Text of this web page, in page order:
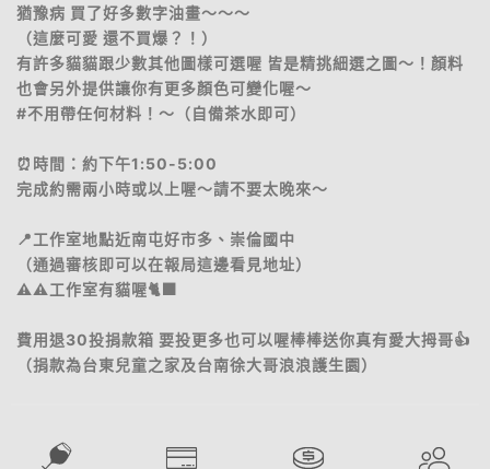
猶豫病 買了好多數字油畫～～～
（這麼可愛 還不買爆？！）
有許多貓貓跟少數其他圖樣可選喔 皆是精挑細選之圖～！顏料
也會另外提供讓你有更多顏色可變化喔～
#不用帶任何材料！～（自備茶水即可）
⏰時間：約下午1:50-5:00
完成約需兩小時或以上喔～請不要太晚來～
📍工作室地點近南屯好市多、崇倫國中
（通過審核即可以在報局這邊看見地址）
⚠️⚠️工作室有貓喔🐈‍⬛
費用退30投捐款箱 要投更多也可以喔棒棒送你真有愛大拇哥👍
（捐款為台東兒童之家及台南徐大哥浪浪護生園）